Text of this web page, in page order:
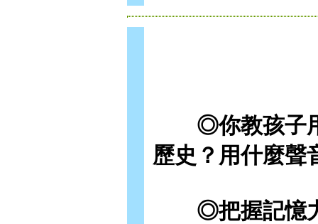
◎你教孩子用
歷史？用什麼聲
◎把握記憶力